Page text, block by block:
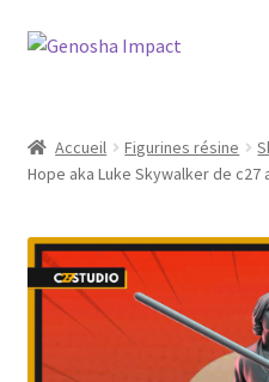
Aller
navigation
Aller
Cart
Checkout
My account
Shop
Accueil Figurines résine
Hope aka Luke Skywalker de c27